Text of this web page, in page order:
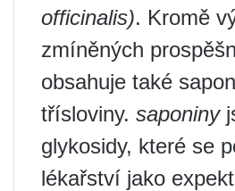
officinalis). Kromě
zmíněných
obsahuje také
třísloviny. saponiny
glykosidy, které se
lékařství jako